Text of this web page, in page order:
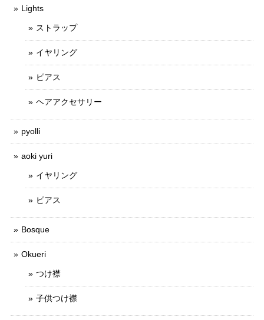
Lights
ストラップ
イヤリング
ピアス
ヘアアクセサリー
pyolli
aoki yuri
イヤリング
ピアス
Bosque
Okueri
つけ襟
子供つけ襟